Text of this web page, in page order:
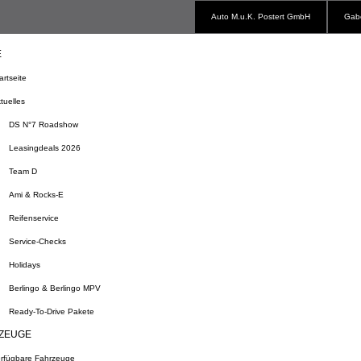
Auto M.u.K. Postert GmbH
DS N°7 Roadshow
Leasingdeals 2026
Team D
Ami & Rocks-E
Reifenservice
Service-Checks
Holidays
Berlingo & Berlingo MPV
Ready-To-Drive Pakete
Fahrzeuge